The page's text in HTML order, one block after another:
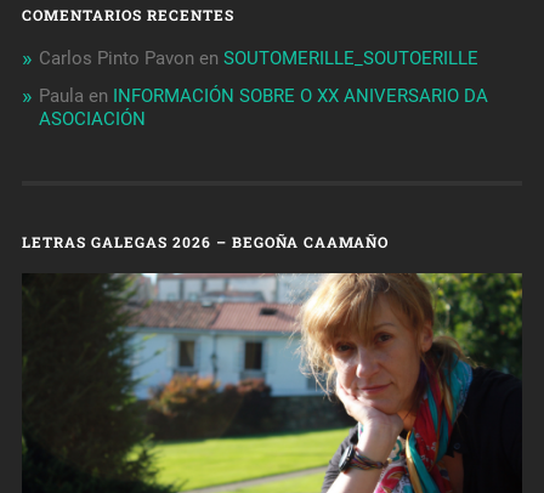
COMENTARIOS RECENTES
Carlos Pinto Pavon en SOUTOMERILLE_SOUTOERILLE
Paula en INFORMACIÓN SOBRE O XX ANIVERSARIO DA
ASOCIACIÓN
LETRAS GALEGAS 2026 – BEGOÑA CAAMAÑO